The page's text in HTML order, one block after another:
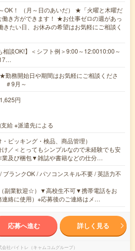
OK！ （月～日のあいだ） ★「火曜と木曜だ
働き方ができます！ ★お仕事ゼロの週があっ
きたい日、お休みの希望はお気軽にご相談く
相談OK!】＜シフト例＞9:00～12:0010:00～
務開始日や期間はお気軽にご相談くださ
＃9月～
円
給 ※派遣先による
ピッキング・検品、商品管理）
け／＜とってもシンプルなので未経験でも安
及び梱包▼雑誌や書籍などの仕分…
ブランクOK / パソコンスキル不要 / 英語力不
副業歓迎☆）▼高校生不可▼携帯電話をお
連絡に使用）※応募後のご連絡はメ…
応募へ進む 詳しく見る
会社バイトレ（キャムコムグループ）